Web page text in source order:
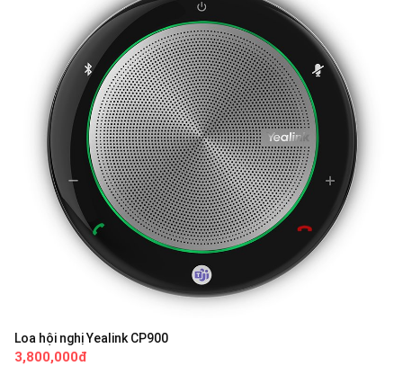
Loa hội nghị Yealink CP900
3,800,000đ